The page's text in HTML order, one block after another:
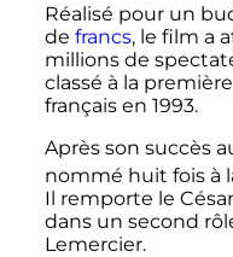
Réalisé pour un
de francs, le film a
millions de
classé à la
français en 1993.
Après son succès
nommé huit fois à
Il remporte le
dans un second
Lemercier.